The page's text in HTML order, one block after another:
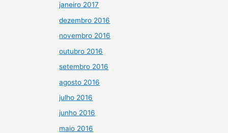
janeiro 2017
dezembro 2016
novembro 2016
outubro 2016
setembro 2016
agosto 2016
julho 2016
junho 2016
maio 2016